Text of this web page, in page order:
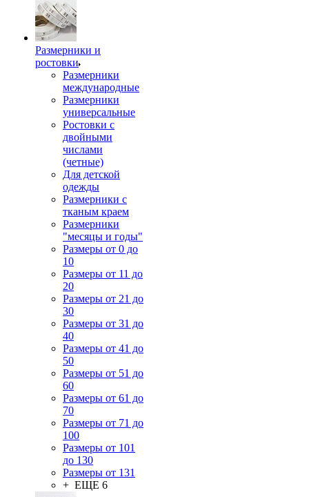
Размерники и
ростовки
Размерники
международные
Размерники
универсальные
Ростовки с
двойными
числами
(четные)
Для детской
одежды
Размерники с
тканым краем
Размерники
"месяцы и годы"
Размеры от 0 до
10
Размеры от 11 до
20
Размеры от 21 до
30
Размеры от 31 до
40
Размеры от 41 до
50
Размеры от 51 до
60
Размеры от 61 до
70
Размеры от 71 до
100
Размеры от 101
до 130
Размеры от 131
+ ЕЩЕ 6